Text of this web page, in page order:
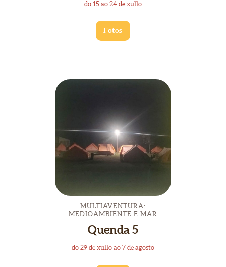
do 15 ao 24 de xullo
Fotos
MULTIAVENTURA:
MEDIOAMBIENTE E MAR
Quenda 5
do 29 de xullo ao 7 de agosto